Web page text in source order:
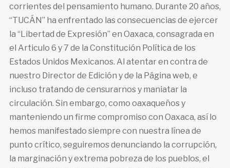
corrientes del pensamiento humano. Durante 20 años,
“TUCÁN” ha enfrentado las consecuencias de ejercer
la “Libertad de Expresión” en Oaxaca, consagrada en
el Articulo 6 y 7 de la Constitución Política de los
Estados Unidos Mexicanos. Al atentar en contra de
nuestro Director de Edición y de la Página web, e
incluso tratando de censurarnos y maniatar la
circulación. Sin embargo, como oaxaqueños y
manteniendo un firme compromiso con Oaxaca, así lo
hemos manifestado siempre con nuestra línea de
punto crítico, seguiremos denunciando la corrupción,
la marginación y extrema pobreza de los pueblos, el